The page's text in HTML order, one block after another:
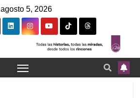
agosto 5, 2026